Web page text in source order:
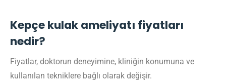
Kepçe kulak ameliyatı fiyatları
nedir?
Fiyatlar, doktorun deneyimine, kliniğin konumuna ve
kullanılan tekniklere bağlı olarak değişir.